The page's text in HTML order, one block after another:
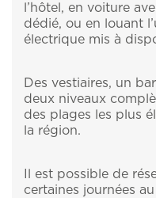
l’hôtel, en voiture
dédié, ou en louant
électrique mis à
Des vestiaires, un
deux niveaux
des plages les plus
la région.
Il est possible de
certaines journées